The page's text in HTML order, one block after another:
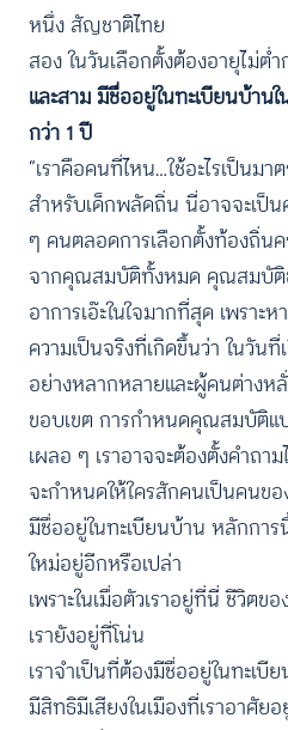
หนึ่ง สัญชาติไทย
สอง ในวันเลือกตั้งต้องอายุไม่ต่ำ
และสาม มีชื่ออยู่ในทะเบียนบ้าน
กว่า 1 ปี
“เราคือคนที่ไหน…ใช้อะไรเป็นมา
สำหรับเด็กพลัดถิ่น นี่อาจจะเป็
ๆ คนตลอดการเลือกตั้งท้องถิ่น
จากคุณสมบัติทั้งหมด คุณสมบัติ
อาการเอ๊ะในใจมากที่สุด เพราะ
ความเป็นจริงที่เกิดขึ้นว่า ในวัน
อย่างหลากหลายและผู้คนต่างห
ขอบเขต การกำหนดคุณสมบัติแ
เผลอ ๆ เราอาจจะต้องตั้งคำถา
จะกำหนดให้ใครสักคนเป็นคนข
มีชื่ออยู่ในทะเบียนบ้าน หลักกา
ใหม่อยู่อีกหรือเปล่า
เพราะในเมื่อตัวเราอยู่ที่นี่ ชีวิต
เรายังอยู่ที่โน่น
เราจำเป็นที่ต้องมีชื่ออยู่ในทะเบี
มีสิทธิมีเสียงในเมืองที่เราอาศัยอ